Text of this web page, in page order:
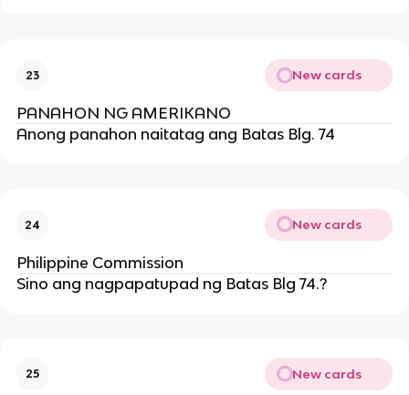
23 New cards
PANAHON NG AMERIKANO
Anong panahon naitatag ang Batas Blg. 74
24 New cards
Philippine Commission
Sino ang nagpapatupad ng Batas Blg 74.?
25 New cards